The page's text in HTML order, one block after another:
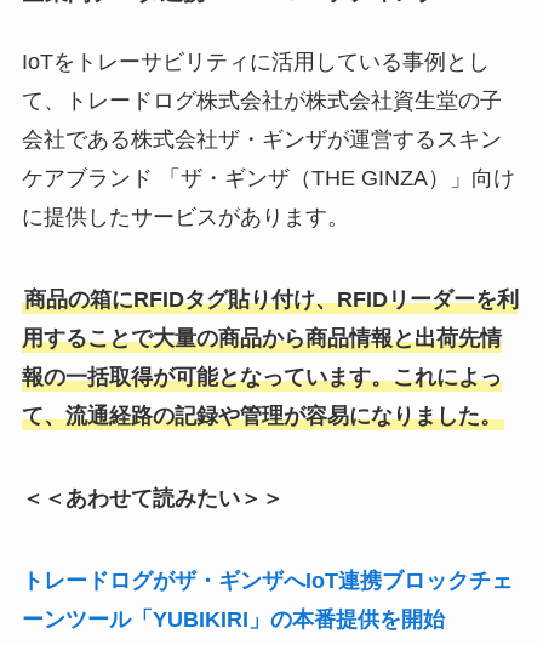
IoTをトレーサビリティに活用している事例とし
て、トレードログ株式会社が株式会社資生堂の子
会社である株式会社ザ・ギンザが運営するスキン
ケアブランド 「ザ・ギンザ（THE GINZA）」向け
に提供したサービスがあります。
商品の箱にRFIDタグ貼り付け、RFIDリーダーを利
用することで大量の商品から商品情報と出荷先情
報の一括取得が可能となっています。これによっ
て、流通経路の記録や管理が容易になりました。
＜＜あわせて読みたい＞＞
トレードログがザ・ギンザへIoT連携ブロックチェ
ーンツール「YUBIKIRI」の本番提供を開始